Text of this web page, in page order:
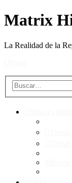
Matrix
La Realidad de la